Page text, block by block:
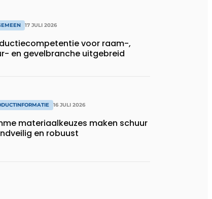
17 JULI 2026
voor raam-,
en gevelbranche uitgebreid
16 JULI 2026
materiaalkeuzes maken schuur
en robuust